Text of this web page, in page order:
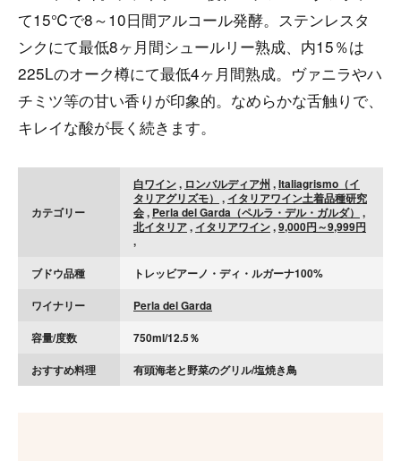
て15℃で8～10日間アルコール発酵。ステンレスタ
ンクにて最低8ヶ月間シュールリー熟成、内15％は
225Lのオーク樽にて最低4ヶ月間熟成。ヴァニラやハ
チミツ等の甘い香りが印象的。なめらかな舌触りで、
キレイな酸が長く続きます。
カテゴリー
白ワイン, ロンバルディア州 ,Italiagrismo（イ
タリアグリズモ） , イタリアワイン土着品種研究
会, Perla del Garda（ペルラ・デル・ガルダ） ,
北イタリア, イタリアワイン,9,000円～9,999円
,
ブドウ品種
トレッビアーノ・ディ・ルガーナ100%
ワイナリー
Perla del Garda
容量/度数
750ml/12.5％
おすすめ料理
有頭海老と野菜のグリル/塩焼き鳥